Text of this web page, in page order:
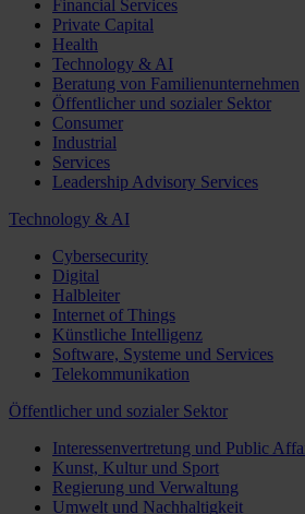
Financial Services
Private Capital
Health
Technology & AI
Beratung von Familienunternehmen
Öffentlicher und sozialer Sektor
Consumer
Industrial
Services
Leadership Advisory Services
Technology & AI
Cybersecurity
Digital
Halbleiter
Internet of Things
Künstliche Intelligenz
Software, Systeme und Services
Telekommunikation
Öffentlicher und sozialer Sektor
Interessenvertretung und Public
Kunst, Kultur und Sport
Regierung und Verwaltung
Umwelt und Nachhaltigkeit